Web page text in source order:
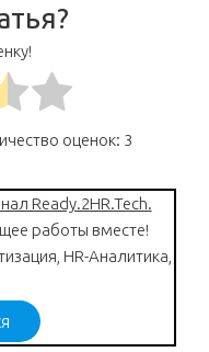
оценок: 3
Ready.2HR.Tech.
работы вместе!
HR-Аналитика,